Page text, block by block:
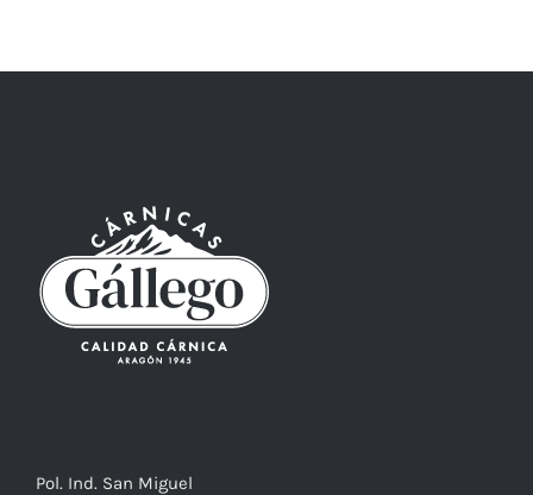
Pol. Ind. San Miguel